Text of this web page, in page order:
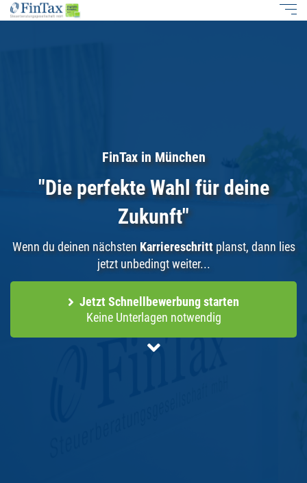
FinTax in München
"Die perfekte Wahl für deine
Zukunft"
Wenn du deinen nächsten Karriereschrittplanst, dann lies
jetzt unbedingt weiter...
Jetzt Schnellbewerbung starten
Keine Unterlagen notwendig